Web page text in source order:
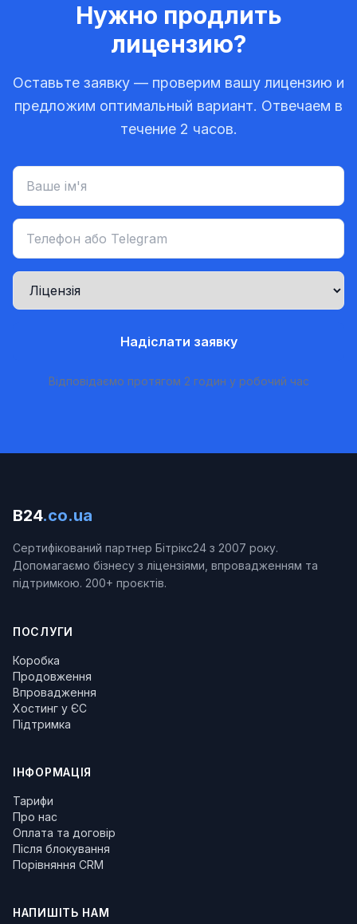
Нужно продлить
лицензию?
Оставьте заявку — проверим вашу лицензию и
предложим оптимальный вариант. Отвечаем в
течение 2 часов.
Надіслати заявку
Відповідаємо протягом 2 годин у робочий час
B24.co.ua
Сертифікований партнер Бітрікс24 з 2007 року.
Допомагаємо бізнесу з ліцензіями, впровадженням та
підтримкою. 200+ проєктів.
ПОСЛУГИ
Коробка
Продовження
Впровадження
Хостинг у ЄС
Підтримка
ІНФОРМАЦІЯ
Тарифи
Про нас
Оплата та договір
Після блокування
Порівняння CRM
НАПИШІТЬ НАМ